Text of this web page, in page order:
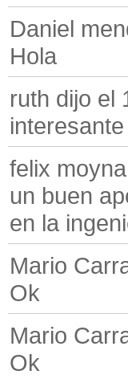
Daniel
Hola
ruth dijo el
interesante
felix
un buen
en la
Mario
Ok
Mario
Ok